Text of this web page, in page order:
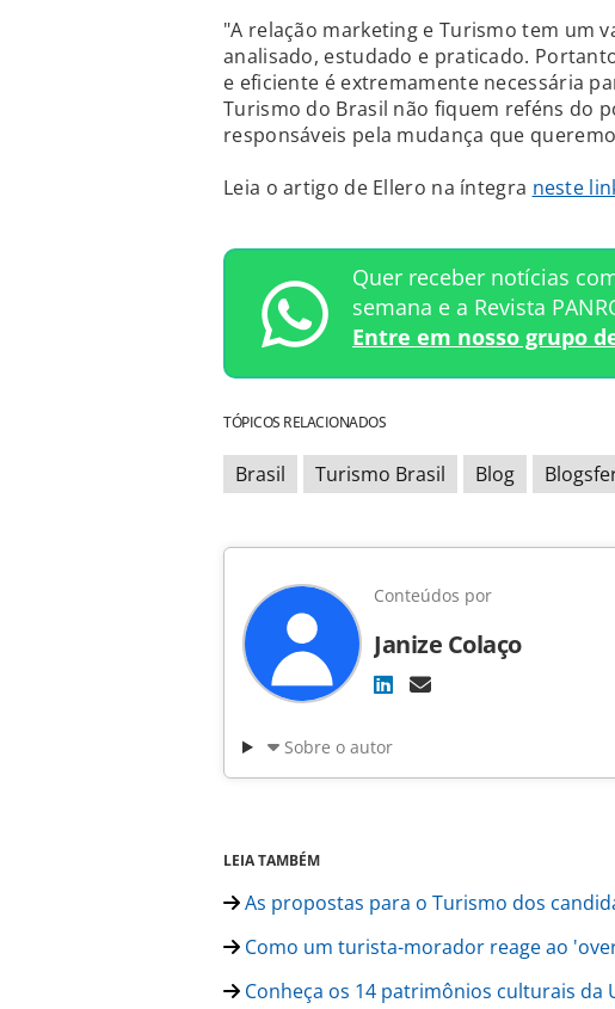
"A relação marketing e Turismo tem um
analisado, estudado e praticado.
e eficiente é extremamente necessária
Turismo do Brasil não fiquem reféns do
responsáveis pela mudança que
Leia o artigo de Ellero na íntegra neste
Quer receber notícias
semana e a Revista
Entre em nosso grupo
TÓPICOS RELACIONADOS
Brasil Turismo Brasil Blog
Conteúdos por
Janize Colaço
Sobre o autor
LEIA TAMBÉM
As propostas para o Turismo dos
Como um turista-morador reage ao
Conheça os 14 patrimônios culturais da